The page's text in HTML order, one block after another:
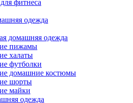
фитнеса
одежда
домашняя одежда
пижамы
халаты
футболки
домашние костюмы
шорты
майки
одежда